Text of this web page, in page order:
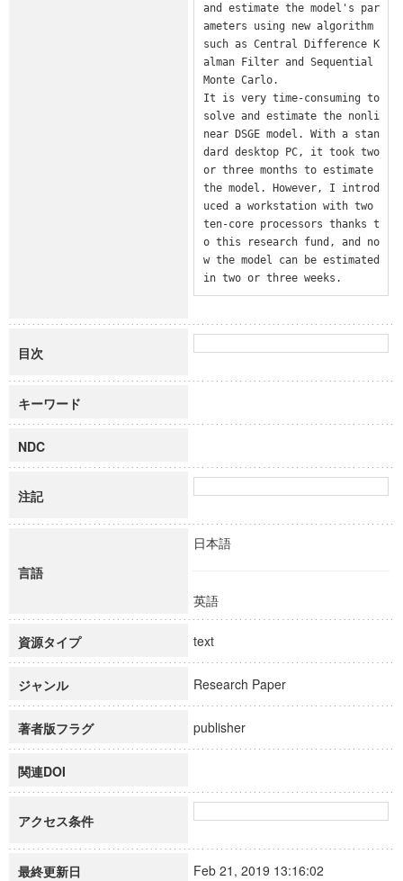
and estimate the model's par
ameters using new algorithm
such as Central Difference K
alman Filter and Sequential
Monte Carlo.
It is very time-consuming to
solve and estimate the nonli
near DSGE model. With a stan
dard desktop PC, it took two
or three months to estimate
the model. However, I introd
uced a workstation with two
ten-core processors thanks t
o this research fund, and no
w the model can be estimated
in two or three weeks.
目次
キーワード
NDC
注記
言語
日本語
英語
資源タイプ text
ジャンル Research Paper
著者版フラグ publisher
関連DOI
アクセス条件
最終更新日 Feb 21, 2019 13:16:02